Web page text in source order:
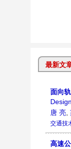
最新文
面向
唐 亮
交通技
高速